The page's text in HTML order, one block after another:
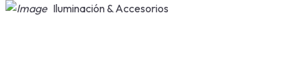
Iluminación & Accesorios